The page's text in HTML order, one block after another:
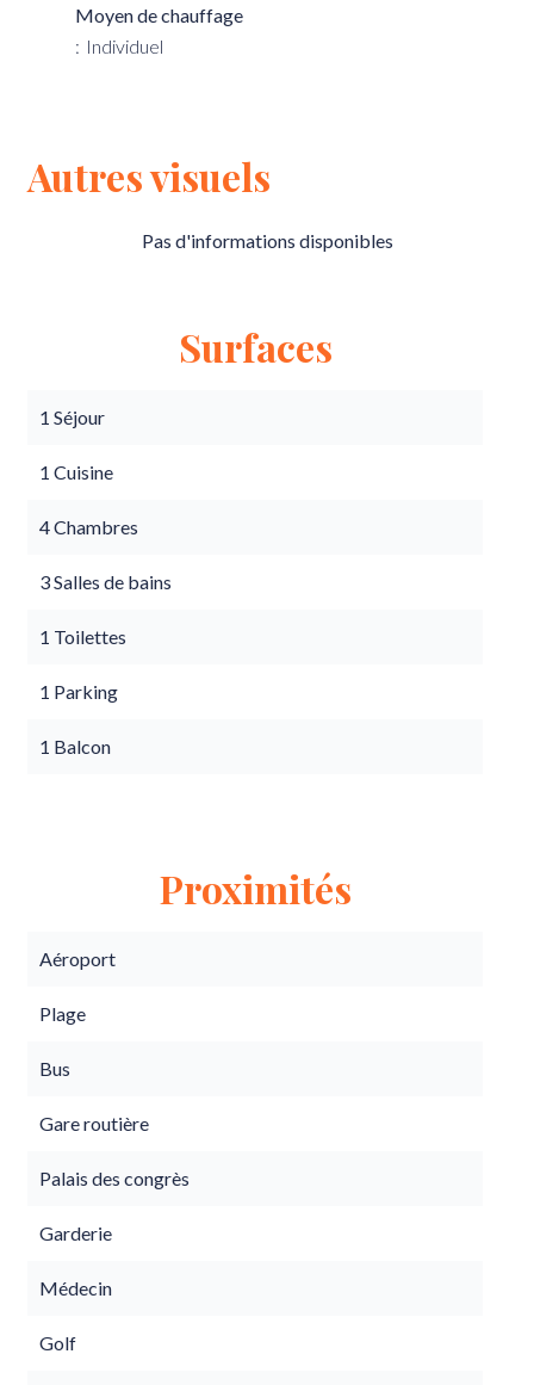
Moyen de chauffage
Individuel
Autres visuels
Pas d'informations disponibles
Surfaces
1 Séjour
1 Cuisine
4 Chambres
3 Salles de bains
1 Toilettes
1 Parking
1 Balcon
Proximités
Aéroport
Plage
Bus
Gare routière
Palais des congrès
Garderie
Médecin
Golf